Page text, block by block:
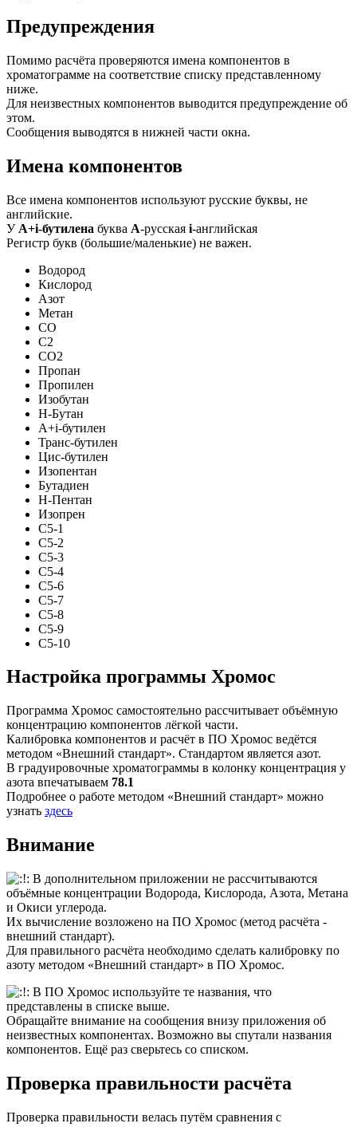
Предупреждения
Помимо расчёта проверяются имена компонентов в
хроматограмме на соответствие списку представленному
ниже.
Для неизвестных компонентов выводится предупреждение об
этом.
Сообщения выводятся в нижней части окна.
Имена компонентов
Все имена компонентов используют русские буквы, не
английские.
У А+i-бутилена буква А-русская i-английская
Регистр букв (большие/маленькие) не важен.
Водород
Кислород
Азот
Метан
CO
C2
CO2
Пропан
Пропилен
Изобутан
Н-Бутан
А+i-бутилен
Транс-бутилен
Цис-бутилен
Изопентан
Бутадиен
Н-Пентан
Изопрен
C5-1
C5-2
C5-3
C5-4
C5-6
C5-7
C5-8
C5-9
C5-10
Настройка программы Хромос
Программа Хромос самостоятельно рассчитывает объёмную
концентрацию компонентов лёгкой части.
Калибровка компонентов и расчёт в ПО Хромос ведётся
методом «Внешний стандарт». Стандартом является азот.
В градуировочные хроматограммы в колонку концентрация у
азота впечатываем 78.1
Подробнее о работе методом «Внешний стандарт» можно
узнать здесь
Внимание
В дополнительном приложении не рассчитываются
объёмные концентрации Водорода, Кислорода, Азота, Метана
и Окиси углерода.
Их вычисление возложено на ПО Хромос (метод расчёта -
внешний стандарт).
Для правильного расчёта необходимо сделать калибровку по
азоту методом «Внешний стандарт» в ПО Хромос.
В ПО Хромос используйте те названия, что
представлены в списке выше.
Обращайте внимание на сообщения внизу приложения об
неизвестных компонентах. Возможно вы спутали названия
компонентов. Ещё раз сверьтесь со списком.
Проверка правильности расчёта
Проверка правильности велась путём сравнения с